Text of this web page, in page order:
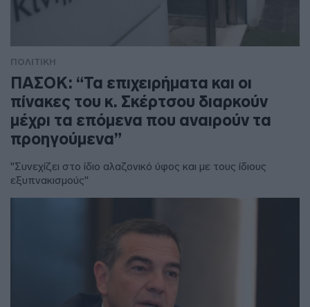
ΠΟΛΙΤΙΚΗ
ΠΑΣΟΚ: “Τα επιχειρήματα και οι
πίνακες του κ. Σκέρτσου διαρκούν
μέχρι τα επόμενα που αναιρούν τα
προηγούμενα”
"Συνεχίζει στο ίδιο αλαζονικό ύφος και με τους ίδιους
εξυπνακισμούς"